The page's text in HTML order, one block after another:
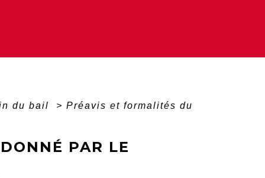
du bail > Préavis et formalités du
PAR LE